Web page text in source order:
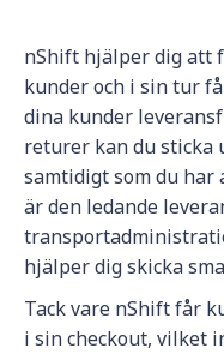
nShift hjälper dig att
kunder och i sin tur
dina kunder
returer kan du sticka
samtidigt som du har
är den ledande
hjälper dig skicka
Tack vare nShift får
i sin checkout, vilket